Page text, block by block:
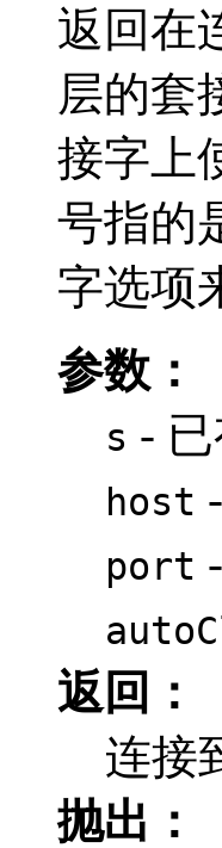
返回在
层的套
接字上
号指的
字选项
参数：
s -
host
port
返回：
连接
抛出：